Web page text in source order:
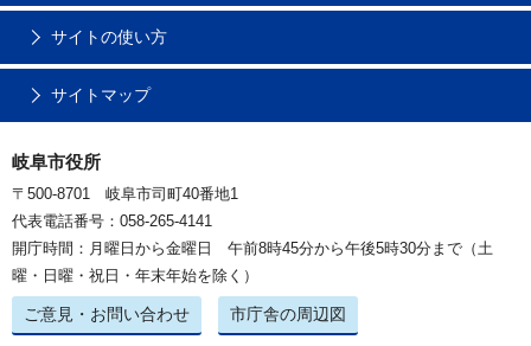
サイトの使い方
サイトマップ
岐阜市役所
〒500-8701 岐阜市司町40番地1
代表電話番号：058-265-4141
開庁時間：月曜日から金曜日 午前8時45分から午後5時30分まで（土
曜・日曜・祝日・年末年始を除く）
ご意見・お問い合わせ 市庁舎の周辺図